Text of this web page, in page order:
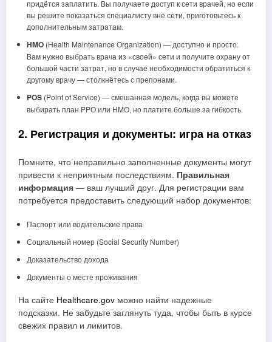
придётся заплатить. Вы получаете доступ к сети врачей, но если
вы решите показаться специалисту вне сети, приготовьтесь к
дополнительным затратам.
HMO(Health Maintenance Organization) — доступно и просто.
Вам нужно выбрать врача из «своей» сети и получите охрану от
большой части затрат, но в случае необходимости обратиться к
другому врачу — столкнётесь с препонами.
POS(Point of Service) — смешанная модель, когда вы можете
выбирать план PPO или HMO, но платите больше за гибкость.
2. Регистрация и документы: игра на отказ
Помните, что неправильно заполненные документы могут
привести к неприятным последствиям. Правильная
информация — ваш лучший друг. Для регистрации вам
потребуется предоставить следующий набор документов:
Паспорт или водительские права
Социальный номер (Social Security Number)
Доказательство дохода
Документы о месте проживания
На сайте Healthcare.gov можно найти надежные
подсказки. Не забудьте заглянуть туда, чтобы быть в курсе
свежих правил и лимитов.